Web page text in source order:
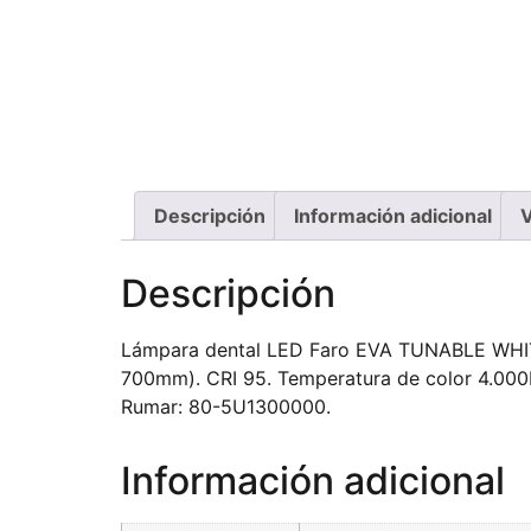
Descripción Información adicional
Descripción
Lámpara dental LED Faro EVA TUNABLE
700mm). CRI 95. Temperatura de color
Rumar: 80-5U1300000.
Información adicional